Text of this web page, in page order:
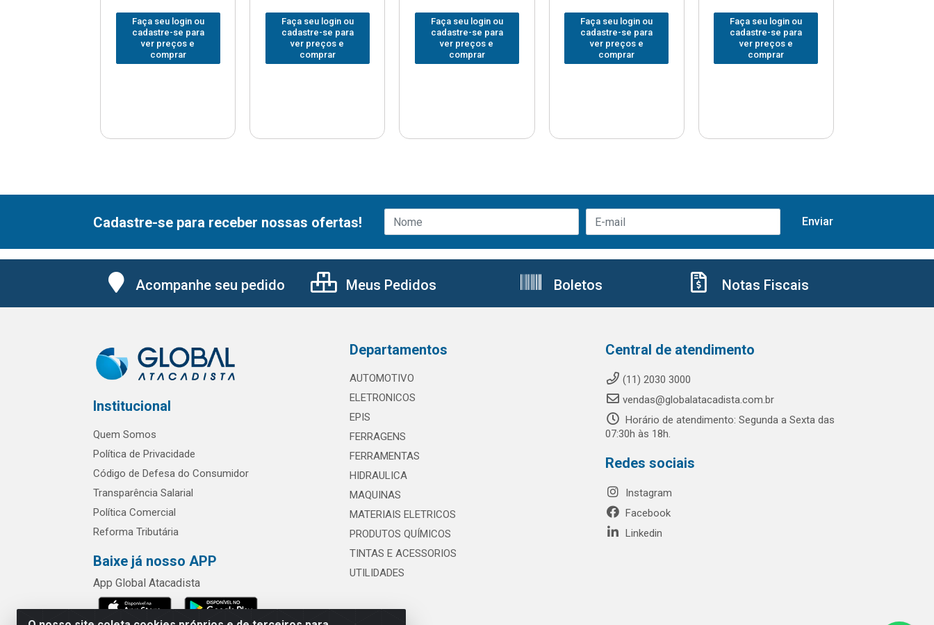
Faça seu login ou
cadastre-se para
ver preços e
comprar
Faça seu login ou
cadastre-se para
ver preços e
comprar
Faça seu login ou
cadastre-se para
ver preços e
comprar
Faça seu login ou
cadastre-se para
ver preços e
comprar
Faça seu login ou
cadastre-se para
ver preços e
comprar
Cadastre-se para receber nossas ofertas!
Acompanhe seu pedido Meus Pedidos Boletos Notas Fiscais
Institucional
Quem Somos
Política de Privacidade
Código de Defesa do Consumidor
Transparência Salarial
Política Comercial
Reforma Tributária
Baixe já nosso APP
App Global Atacadista
Departamentos
AUTOMOTIVO
ELETRONICOS
EPIS
FERRAGENS
FERRAMENTAS
HIDRAULICA
MAQUINAS
MATERIAIS ELETRICOS
PRODUTOS QUÍMICOS
TINTAS E ACESSORIOS
UTILIDADES
Central de atendimento
(11) 2030 3000
vendas@globalatacadista.com.br
Horário de atendimento: Segunda a Sexta das
07:30h às 18h.
Redes sociais
Instagram
Facebook
Linkedin